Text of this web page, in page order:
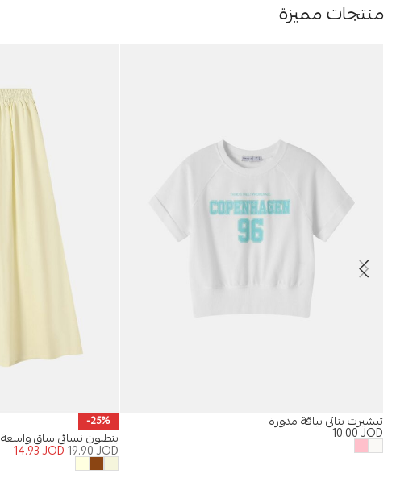
منتجات مميزة
تيشيرت بناتي بياقة مدورة
10.00JOD
-25%
بنطلون نسائي ساق واسعة
19.90JOD
14.93JOD